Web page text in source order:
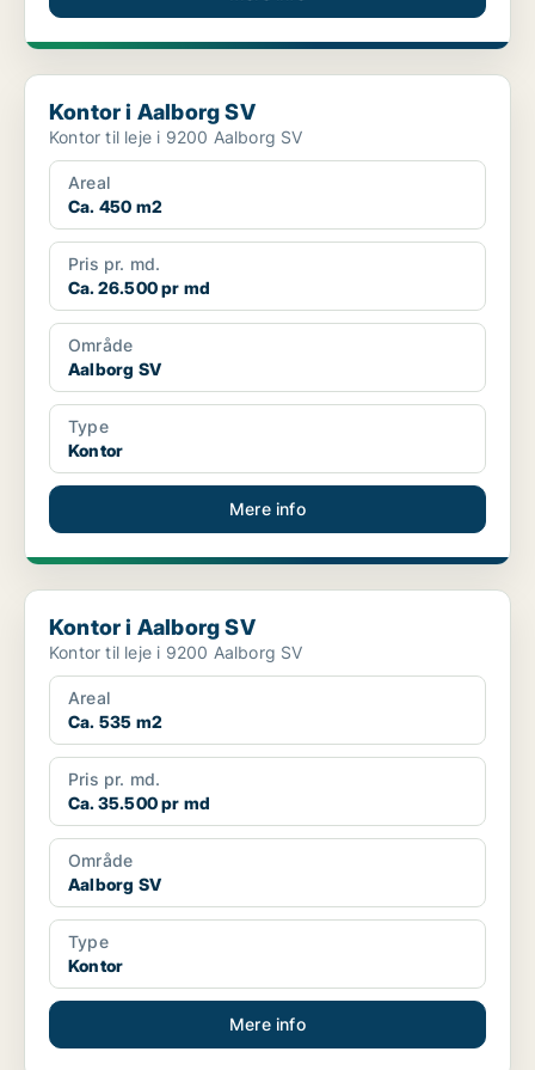
Kontor i Aalborg SV
Kontor i Aalborg SV
Kontor til leje i 9200 Aalborg SV
Areal
Ca. 450 m2
Pris pr. md.
Ca. 26.500 pr md
Område
Aalborg SV
Type
Kontor
Mere info
Kontor i Aalborg SV
Kontor i Aalborg SV
Kontor til leje i 9200 Aalborg SV
Areal
Ca. 535 m2
Pris pr. md.
Ca. 35.500 pr md
Område
Aalborg SV
Type
Kontor
Mere info